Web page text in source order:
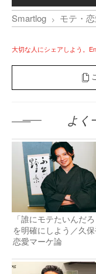
Smartlog モテ・
大切な人にシェアしよう。
よく
「誰にモテたいんだろ
を明確にしよう／久
恋愛マーケ論